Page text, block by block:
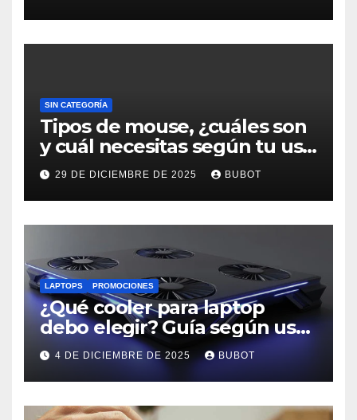
SIN CATEGORÍA
Tipos de mouse, ¿cuáles son
y cuál necesitas según tu uso
diario?
29 DE DICIEMBRE DE 2025 BUBOT
LAPTOPS PROMOCIONES
¿Qué cooler para laptop
debo elegir? Guía según uso:
trabajo, estudio o gaming
4 DE DICIEMBRE DE 2025 BUBOT